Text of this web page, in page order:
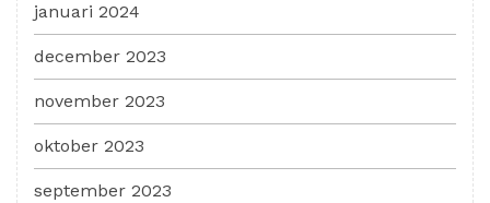
januari 2024
december 2023
november 2023
oktober 2023
september 2023